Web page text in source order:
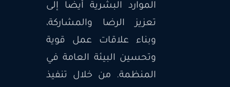
الموارد البشرية أيضًا إلى
تعزيز الرضا والمشاركة،
وبناء علاقات عمل قوية
وتحسين البيئة العامة في
المنظمة. من خلال تنفيذ